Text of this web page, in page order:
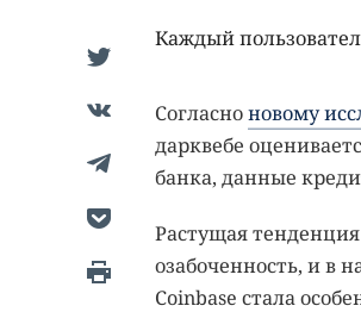
Каждый
Согласноновому
дарквебе
банка, данные
Растущая
озабоченность, и в
Coinbase стала